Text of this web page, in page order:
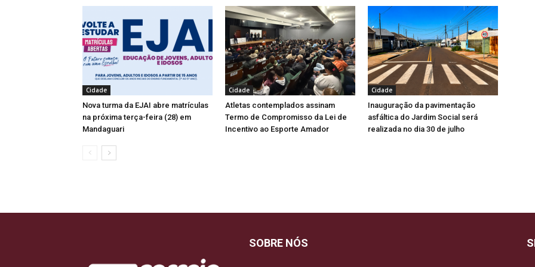
Cidade
Nova turma da EJAI abre matrículas
na próxima terça-feira (28) em
Mandaguari
Cidade
Atletas contemplados assinam
Termo de Compromisso da Lei de
Incentivo ao Esporte Amador
Cidade
Inauguração da pavimentação
asfáltica do Jardim Social será
realizada no dia 30 de julho
SOBRE NÓS